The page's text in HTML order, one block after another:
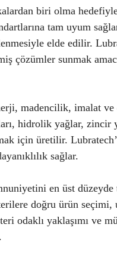
biri olma
tam uyum
elde edilir.
çözümler sunmak
madencilik, imalat ve
hidrolik yağlar, zincir
için üretilir.
sağlar.
en üst düzeyde
doğru ürün
odaklı yaklaşımı ve